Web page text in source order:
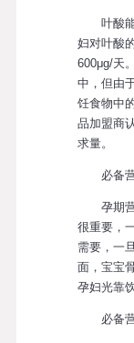
叶酸能
妇对叶酸
600μg/天
中，但由
饪食物中
品加盟商
求量。
必备营
孕期营
很重要，
需要，一
面，宝宝
孕妇光靠
必备营